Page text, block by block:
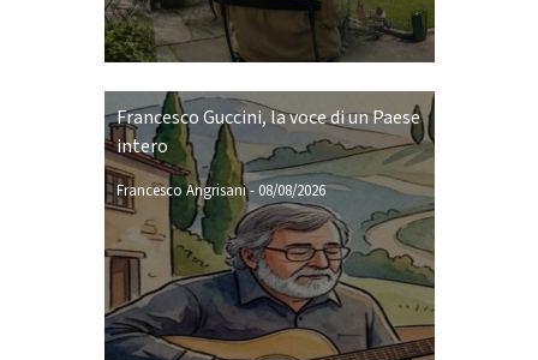
Francesco Guccini, la voce di un Paese
intero
Francesco Angrisani-08/08/2026